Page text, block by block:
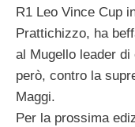
R1 Leo Vince Cup
Prattichizzo, ha
al Mugello leader
però, contro la
Maggi.
Per la prossima